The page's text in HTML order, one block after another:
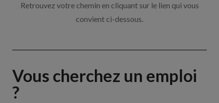
Retrouvez votre chemin en cliquant sur le lien qui vous
convient ci-dessous.
Vous cherchez un emploi
?